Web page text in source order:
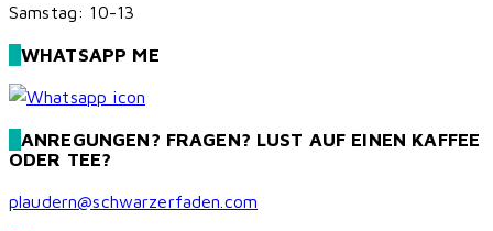
Samstag: 10-13
WHATSAPP ME
ANREGUNGEN? FRAGEN? LUST AUF EINEN KAFFEE
ODER TEE?
plaudern@schwarzerfaden.com